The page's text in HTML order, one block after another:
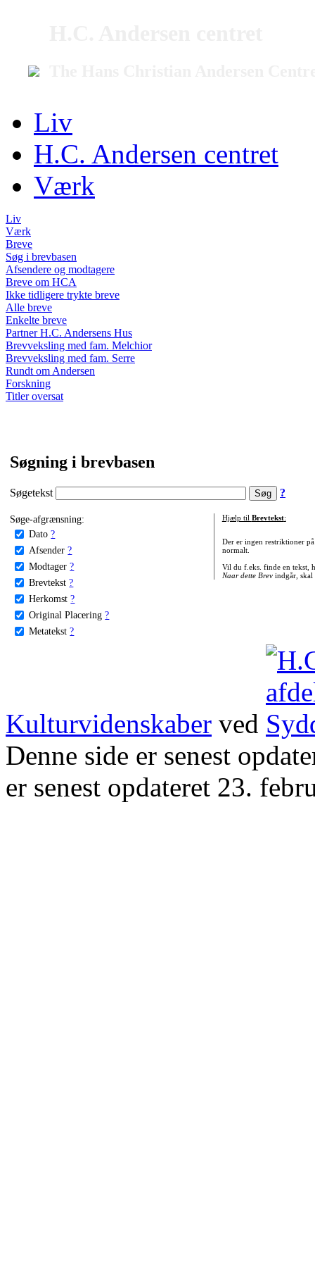
Liv
H.C. Andersen centret
Værk
Liv
Værk
Breve
Søg i brevbasen
Afsendere og modtagere
Breve om HCA
Ikke tidligere trykte breve
Alle breve
Enkelte breve
Partner H.C. Andersens Hus
Brevveksling med fam. Melchior
Brevveksling med fam. Serre
Rundt om Andersen
Forskning
Titler oversat
Søgning i brevbasen
Søgetekst ?
Søge-afgrænsning:
Dato ?
Afsender ?
Modtager ?
Brevtekst ?
Herkomst ?
Original Placering ?
Metatekst ?
Hjælp til Brevtekst:
Der er ingen restriktioner
normalt.
Vil du f.eks. finde en tekst,
Naar dette Brevindgår, skal
Kulturvidenskaber ved
Denne side er senest
er senest opdateret 23.